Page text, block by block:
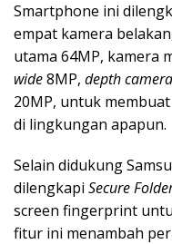
Smartphone ini
empat kamera
utama 64MP, kamera
wide8MP, depth camera
20MP, untuk
di lingkungan apapun.
Selain didukung
dilengkapi Secure
screen fingerprint
fitur ini menambah